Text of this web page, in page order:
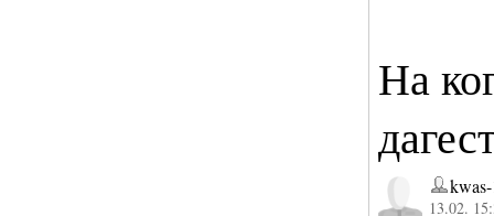
На
13.02.